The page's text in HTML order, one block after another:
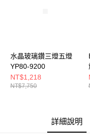
時審查核予不同之上限額度
５．嚴禁一人註冊多個帳號
恩沛科技股份有限公司將有
水晶玻璃鑽三燈五燈
YP80-9200
NT$1,218
NT$7,750
詳細說明